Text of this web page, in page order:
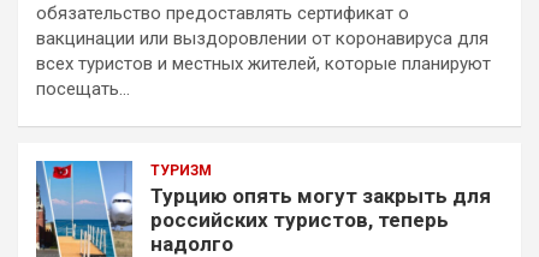
обязательство предоставлять сертификат о
вакцинации или выздоровлении от коронавируса для
всех туристов и местных жителей, которые планируют
посещать…
ТУРИЗМ
Турцию опять могут закрыть для
российских туристов, теперь
надолго